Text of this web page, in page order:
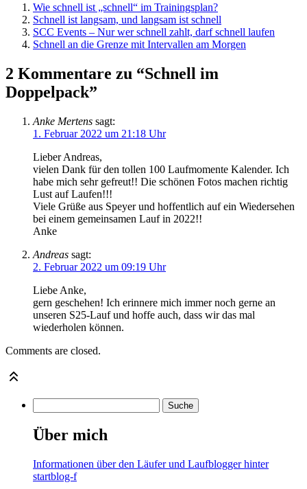
Wie schnell ist „schnell“ im Trainingsplan?
Schnell ist langsam, und langsam ist schnell
SCC Events – Nur wer schnell zahlt, darf schnell laufen
Schnell an die Grenze mit Intervallen am Morgen
2 Kommentare zu “Schnell im
Doppelpack”
Anke Mertens sagt:
1. Februar 2022 um 21:18 Uhr
Lieber Andreas,
vielen Dank für den tollen 100 Laufmomente Kalender. Ich
habe mich sehr gefreut!! Die schönen Fotos machen richtig
Lust auf Laufen!!!
Viele Grüße aus Speyer und hoffentlich auf ein Wiedersehen
bei einem gemeinsamen Lauf in 2022!!
Anke
Andreas sagt:
2. Februar 2022 um 09:19 Uhr
Liebe Anke,
gern geschehen! Ich erinnere mich immer noch gerne an
unseren S25-Lauf und hoffe auch, dass wir das mal
wiederholen können.
Comments are closed.
Über mich
Informationen über den Läufer und Laufblogger hinter
startblog-f